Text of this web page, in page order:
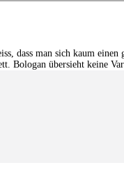
dass man sich kaum
Bologan übersieht keine